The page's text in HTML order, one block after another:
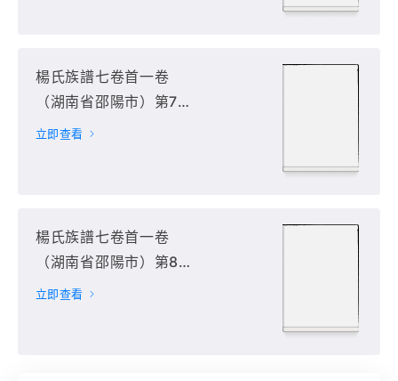
楊氏族譜七卷首一卷
（湖南省邵陽市）第7
册
立即查看
楊氏族譜七卷首一卷
（湖南省邵陽市）第8
册
立即查看